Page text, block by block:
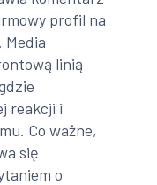
profil na
linią
reakcji i
Co ważne,
się
o